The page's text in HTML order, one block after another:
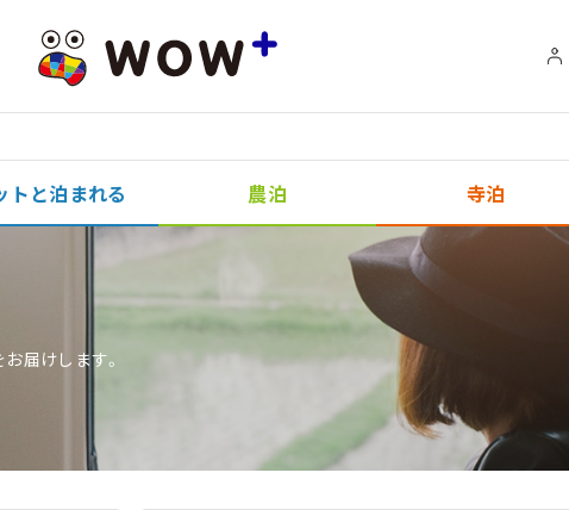
トと泊まれる 農泊 寺泊
届けします。